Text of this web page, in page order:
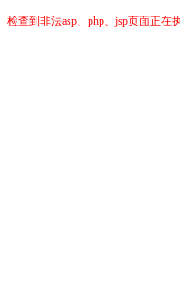
检查到非法asp、php、jsp页面正在